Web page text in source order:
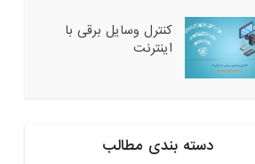
کنترل وسایل برقی با
اینترنت
دسته بندی مطالب